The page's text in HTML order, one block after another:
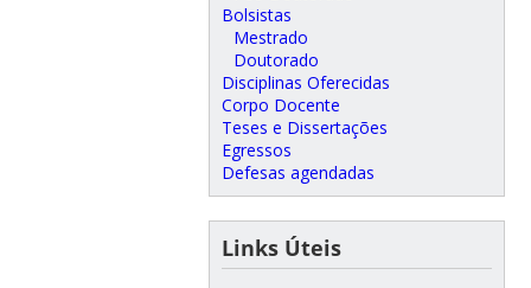
Bolsistas
Mestrado
Doutorado
Disciplinas Oferecidas
Corpo Docente
Teses e Dissertações
Egressos
Defesas agendadas
Links Úteis